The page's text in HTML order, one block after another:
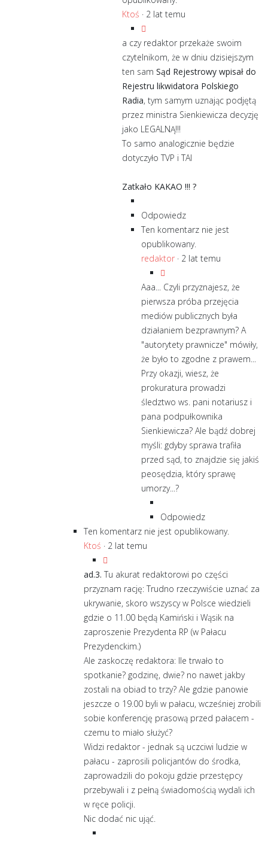
Ktoś · 2 lat temu
a czy redaktor przekaże swoim
czytelnikom, że w dniu dzisiejszym
ten sam Sąd Rejestrowy wpisał do
Rejestru likwidatora Polskiego
Radia, tym samym uznając podjętą
przez ministra Sienkiewicza decyzję
jako LEGALNĄ!!!
To samo analogicznie będzie
dotyczyło TVP i TAI
Zatkało KAKAO !!! ?
Odpowiedz
Ten komentarz nie jest
opublikowany.
redaktor · 2 lat temu
Aaa... Czyli przyznajesz, że
pierwsza próba przejęcia
mediów publicznych była
działaniem bezprawnym? A
"autorytety prawnicze" mówiły,
że było to zgodne z prawem...
Przy okazji, wiesz, że
prokuratura prowadzi
śledztwo ws. pani notariusz i
pana podpułkownika
Sienkiewicza? Ale bądź dobrej
myśli: gdyby sprawa trafiła
przed sąd, to znajdzie się jakiś
peosędzia, który sprawę
umorzy...?
Odpowiedz
Ten komentarz nie jest opublikowany.
Ktoś · 2 lat temu
ad.3. Tu akurat redaktorowi po części
przyznam rację: Trudno rzeczywiście uznać za
ukrywanie, skoro wszyscy w Polsce wiedzieli
gdzie o 11.00 będą Kamiński i Wąsik na
zaproszenie Prezydenta RP (w Pałacu
Prezydenckim.)
Ale zaskoczę redaktora: Ile trwało to
spotkanie? godzinę, dwie? no nawet jakby
zostali na obiad to trzy? Ale gdzie panowie
jeszcze o 19.00 byli w pałacu, wcześniej zrobili
sobie konferencję prasową przed pałacem -
czemu to miało służyć?
Widzi redaktor - jednak są uczciwi ludzie w
pałacu - zaprosili policjantów do środka,
zaprowadzili do pokoju gdzie przestępcy
przebywali i z pełną świadomością wydali ich
w ręce policji.
Nic dodać nic ująć.